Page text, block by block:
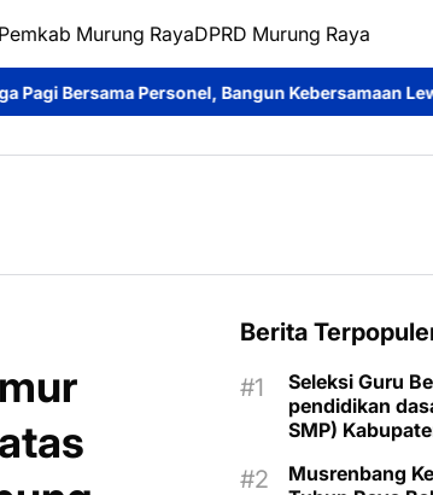
Pemkab Murung RayaDPRD Murung Raya
Kebersamaan Lewat Lari ke Bukit Baranahu
Berita
Seleksi Guru
pendidikan
SMP)
Musrenbang